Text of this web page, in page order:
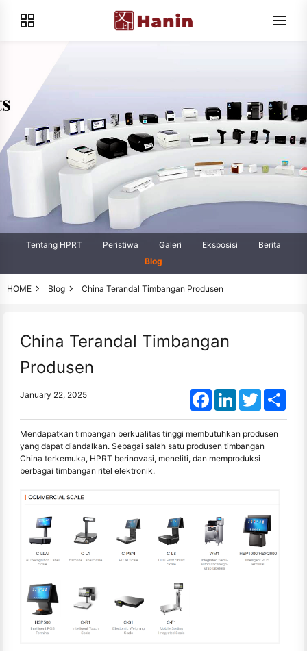
Tentang HPRT Peristiwa Galeri Eksposisi
Berita
Blog
HOME Blog China Terandal Timbangan Produsen
China Terandal Timbangan
Produsen
January 22, 2025 FacebookLinkedInTwitter
Mendapatkan timbangan berkualitas tinggi membutuhkan produsen
yang dapat diandalkan. Sebagai salah satu produsen timbangan
China terkemuka, HPRT berinovasi, meneliti, dan memproduksi
berbagai timbangan ritel elektronik.